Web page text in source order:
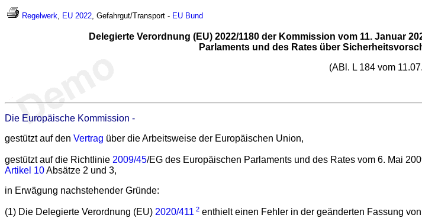
Regelwerk, EU 2022, Gefahrgut/Transport - EU Bund
Delegierte Verordnung (EU) 2022/1180 der Kommission vom 11. Januar
Parlaments und des Rates über
(ABl. L 184 vom
Die Europäische Kommission -
gestützt auf den Vertrag über die Arbeitsweise der Europäischen Union,
gestützt auf die Richtlinie 2009/45/EG des Europäischen Parlaments und des Rates vom 6. Mai
Artikel 10Absätze 2 und 3,
in Erwägung nachstehender Gründe:
(1) Die Delegierte Verordnung (EU) 2020/411 2 enthielt einen Fehler in der geänderten Fassung